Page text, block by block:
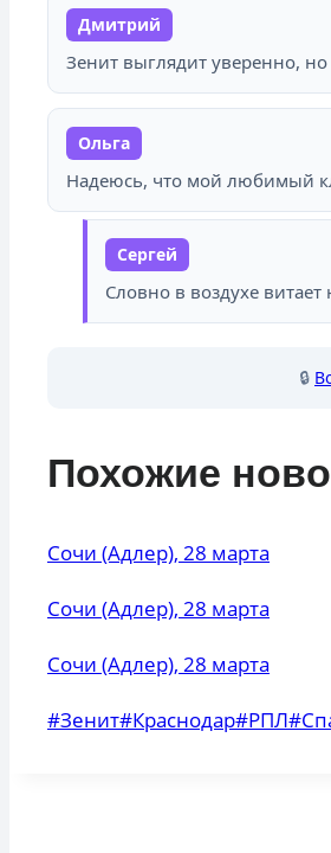
Дмитрий
Зенит выглядит уверенно,
Ольга
Надеюсь, что мой любимый
Сергей
Словно в воздухе витает
🔒
Похожие
Сочи (Адлер), 28 марта
Сочи (Адлер), 28 марта
Сочи (Адлер), 28 марта
Метки
#Зенит#Краснодар#РПЛ#